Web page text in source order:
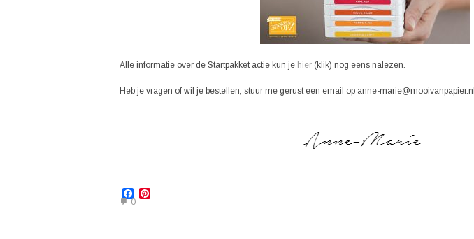
Alle informatie over de Startpakket actie kun je hier(klik) nog eens nalezen.
Heb je vragen of wil je bestellen, stuur me gerust een email op anne-marie@mooivanpapier.nl
Facebook
0